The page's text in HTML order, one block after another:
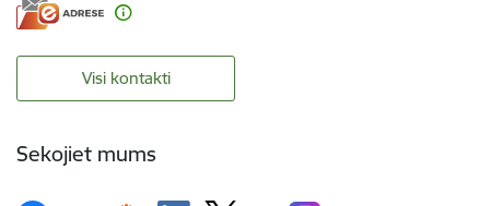
Visi kontakti
Sekojiet mums